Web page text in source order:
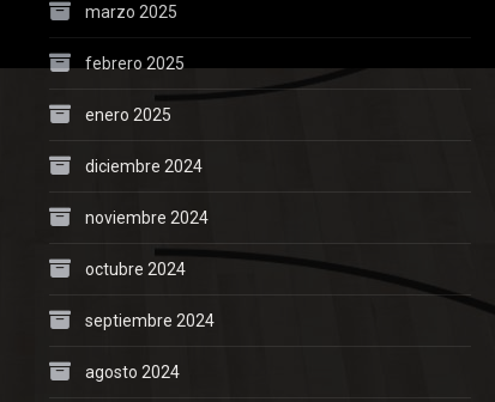
marzo 2025
febrero 2025
enero 2025
diciembre 2024
noviembre 2024
octubre 2024
septiembre 2024
agosto 2024